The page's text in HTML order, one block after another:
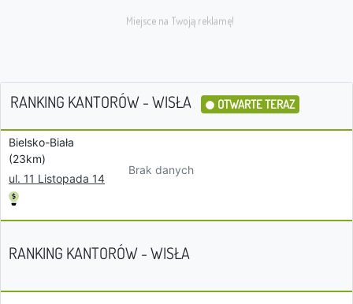
RANKING KANTORÓW - WISŁA OTWARTE TERAZ
Bielsko-Biała
(23km)
ul. 11 Listopada 14
Brak danych
RANKING KANTORÓW - WISŁA